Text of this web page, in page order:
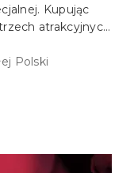
Kupując
atrakcyjnych
Polski